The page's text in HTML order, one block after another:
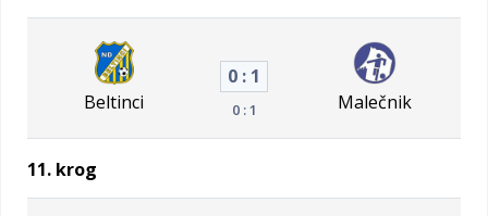
Beltinci
0 : 1
0 : 1 Malečnik
11. krog